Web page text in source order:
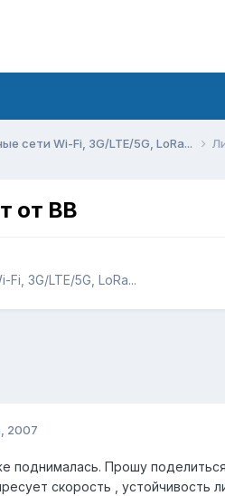
сети Wi-Fi, 3G/LTE/5G, LoRa...
от BB
3G/LTE/5G, LoRa...
2007
поднималась. Прошу
скорость , устойчивость